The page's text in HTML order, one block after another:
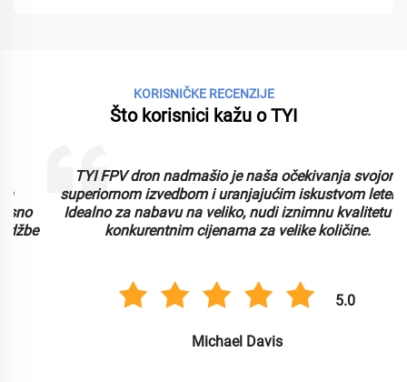
KORISNIČKE RECENZIJE
Što korisnici kažu o TYI
TYI FPV dron nadmašio je naša očekivanja svojom
superiornom izvedbom i uranjajućim iskustvom letenja.
Idealno za nabavu na veliko, nudi iznimnu kvalitetu po
konkurentnim cijenama za velike količine.
5.0
Michael Davis